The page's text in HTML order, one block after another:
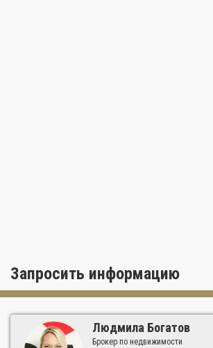
Запросить информацию
Людмила Богатов
Брокер по недвижимости